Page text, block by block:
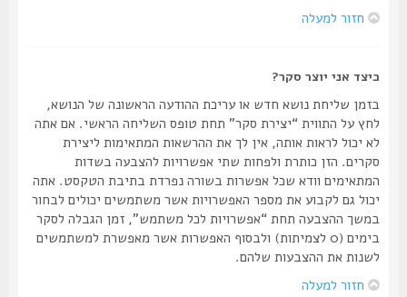
חזור למעלה
כיצד אני יוצר סקר?
בזמן שליחת נושא חדש או עריכת ההודעה הראשונה של הנושא,
לחץ על התווית “יצירת סקר” תחת טופס השליחה הראשי. אם אתה
לא יכול לראות אותה, אין לך את ההרשאות המתאימות ליצירת
סקרים. הזן כותרת ולפחות שתי אפשרויות להצבעה בשדות
המתאימים וודא שכל אפשרות בשורה נפרדת בתיבת הטקסט. אתה
יכול גם לקבוע את מספר האפשרויות אשר משתמשים יכולים לבחור
במשך ההצבעה תחת “אפשרויות לכל משתמש”, זמן הגבלה לסקר
בימים (0 לצמיתות) ולבסוף האפשרות אשר מאפשרת למשתמשים
לשנות את ההצבעות שלהם.
חזור למעלה